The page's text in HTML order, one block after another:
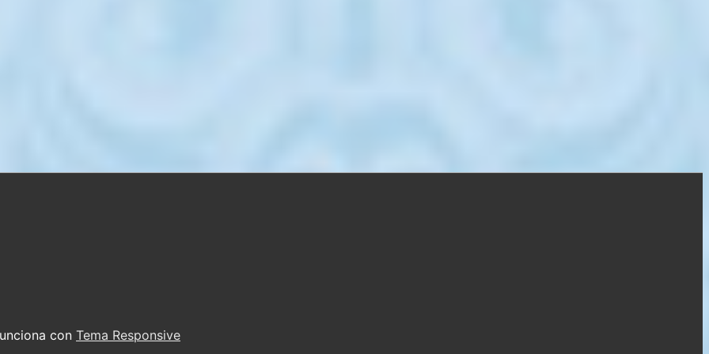
con Tema Responsive